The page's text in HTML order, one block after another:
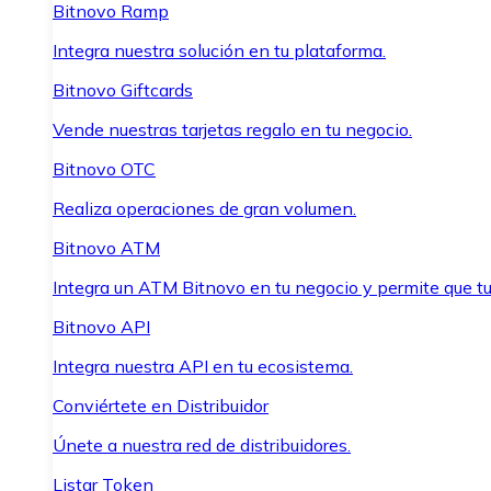
Bitnovo Ramp
Integra nuestra solución en tu plataforma.
Bitnovo Giftcards
Vende nuestras tarjetas regalo en tu negocio.
Bitnovo OTC
Realiza operaciones de gran volumen.
Bitnovo ATM
Integra un ATM Bitnovo en tu negocio y permite que
Bitnovo API
Integra nuestra API en tu ecosistema.
Conviértete en Distribuidor
Únete a nuestra red de distribuidores.
Listar Token